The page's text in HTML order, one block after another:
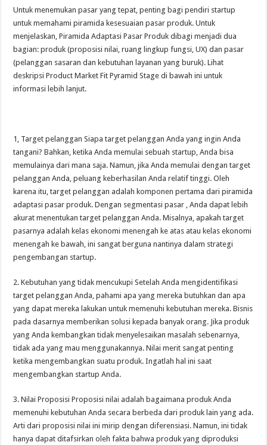
Untuk menemukan pasar yang tepat, penting bagi pendiri startup
untuk memahami piramida kesesuaian pasar produk. Untuk
menjelaskan, Piramida Adaptasi Pasar Produk dibagi menjadi dua
bagian: produk (proposisi nilai, ruang lingkup fungsi, UX) dan pasar
(pelanggan sasaran dan kebutuhan layanan yang buruk). Lihat
deskripsi Product Market Fit Pyramid Stage di bawah ini untuk
informasi lebih lanjut.
1, Target pelanggan Siapa target pelanggan Anda yang ingin Anda
tangani? Bahkan, ketika Anda memulai sebuah startup, Anda bisa
memulainya dari mana saja. Namun, jika Anda memulai dengan target
pelanggan Anda, peluang keberhasilan Anda relatif tinggi. Oleh
karena itu, target pelanggan adalah komponen pertama dari piramida
adaptasi pasar produk. Dengan segmentasi pasar , Anda dapat lebih
akurat menentukan target pelanggan Anda. Misalnya, apakah target
pasarnya adalah kelas ekonomi menengah ke atas atau kelas ekonomi
menengah ke bawah, ini sangat berguna nantinya dalam strategi
pengembangan startup.
2. Kebutuhan yang tidak mencukupi Setelah Anda mengidentifikasi
target pelanggan Anda, pahami apa yang mereka butuhkan dan apa
yang dapat mereka lakukan untuk memenuhi kebutuhan mereka. Bisnis
pada dasarnya memberikan solusi kepada banyak orang. Jika produk
yang Anda kembangkan tidak menyelesaikan masalah sebenarnya,
tidak ada yang mau menggunakannya. Nilai merit sangat penting
ketika mengembangkan suatu produk. Ingatlah hal ini saat
mengembangkan startup Anda.
3. Nilai Proposisi Proposisi nilai adalah bagaimana produk Anda
memenuhi kebutuhan Anda secara berbeda dari produk lain yang ada.
Arti dari proposisi nilai ini mirip dengan diferensiasi. Namun, ini tidak
hanya dapat ditafsirkan oleh fakta bahwa produk yang diproduksi